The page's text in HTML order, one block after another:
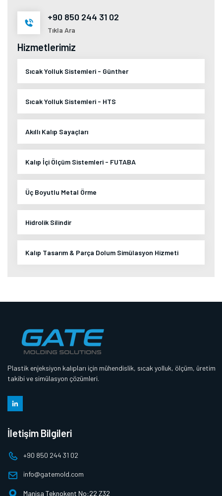
+90 850 244 31 02
Tıkla Ara
Hizmetlerimiz
Sıcak Yolluk Sistemleri - Günther
Sıcak Yolluk Sistemleri - HTS
Akıllı Kalıp Sayaçları
Kalıp İçi Ölçüm Sistemleri - FUTABA
Üç Boyutlu Metal Örme
Hidrolik Silindir
Kalıp Tasarım & Parça Dolum Simülasyon Hizmeti
Plastik enjeksiyon kalıpları için mühendislik, sıcak yolluk, ölçüm, üretim
takibi ve simülasyon çözümleri.
İletişim Bilgileri
+90 850 244 31 02
info@gatemold.com
Manisa Teknokent No:22 Z32